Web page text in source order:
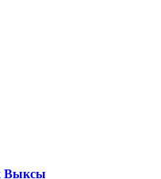
Выксы